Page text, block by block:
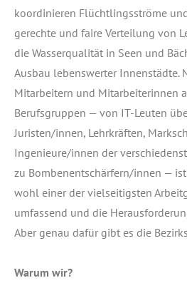
koor­di­nie­ren Flücht­lings­strö­me
gerech­te und fai­re Ver­tei­lung von
die Was­ser­qua­li­tät in Seen und
Aus­bau lebens­wer­ter Innen­städ­te.
Mit­ar­bei­tern und Mit­ar­bei­te­rin­nen
Berufs­grup­pen — von IT-Leu­ten
Juristen/innen, Lehr­kräf­ten,
Ingenieure/innen der
zu Bombenentschärfern/innen —
wohl einer der viel­sei­tigs­ten
umfas­send und die
Aber genau dafür gibt es die
War­um wir?